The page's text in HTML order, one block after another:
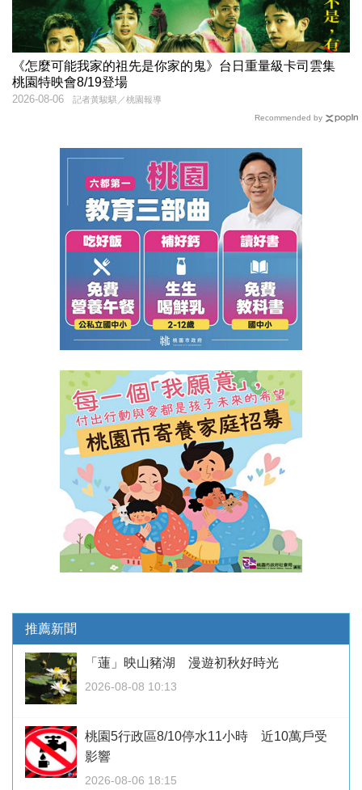
《怎麼可能我家的祖先是你家的鬼》台日重量級卡司雲集
桃園特映會8/19登場
記者黃駿騏／桃園報導
2026-08-06
Recommended by
推薦新聞
「蓮」映山豬湖 漫遊初秋好時光
2026-08-08 10:13
桃園5行政區8/10停水11小時 近10萬戶受
影響
2026-08-06 18:15